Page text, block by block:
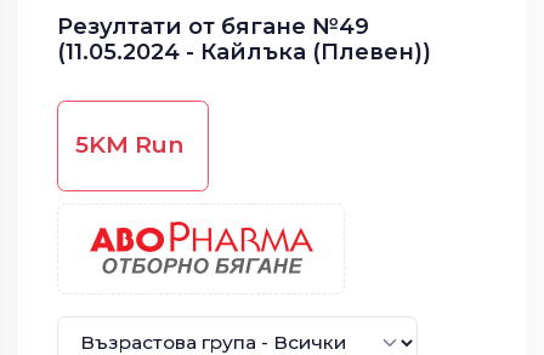
Резултати от бягане №49
(11.05.2024 - Кайлъка (Плевен))
5KM Run